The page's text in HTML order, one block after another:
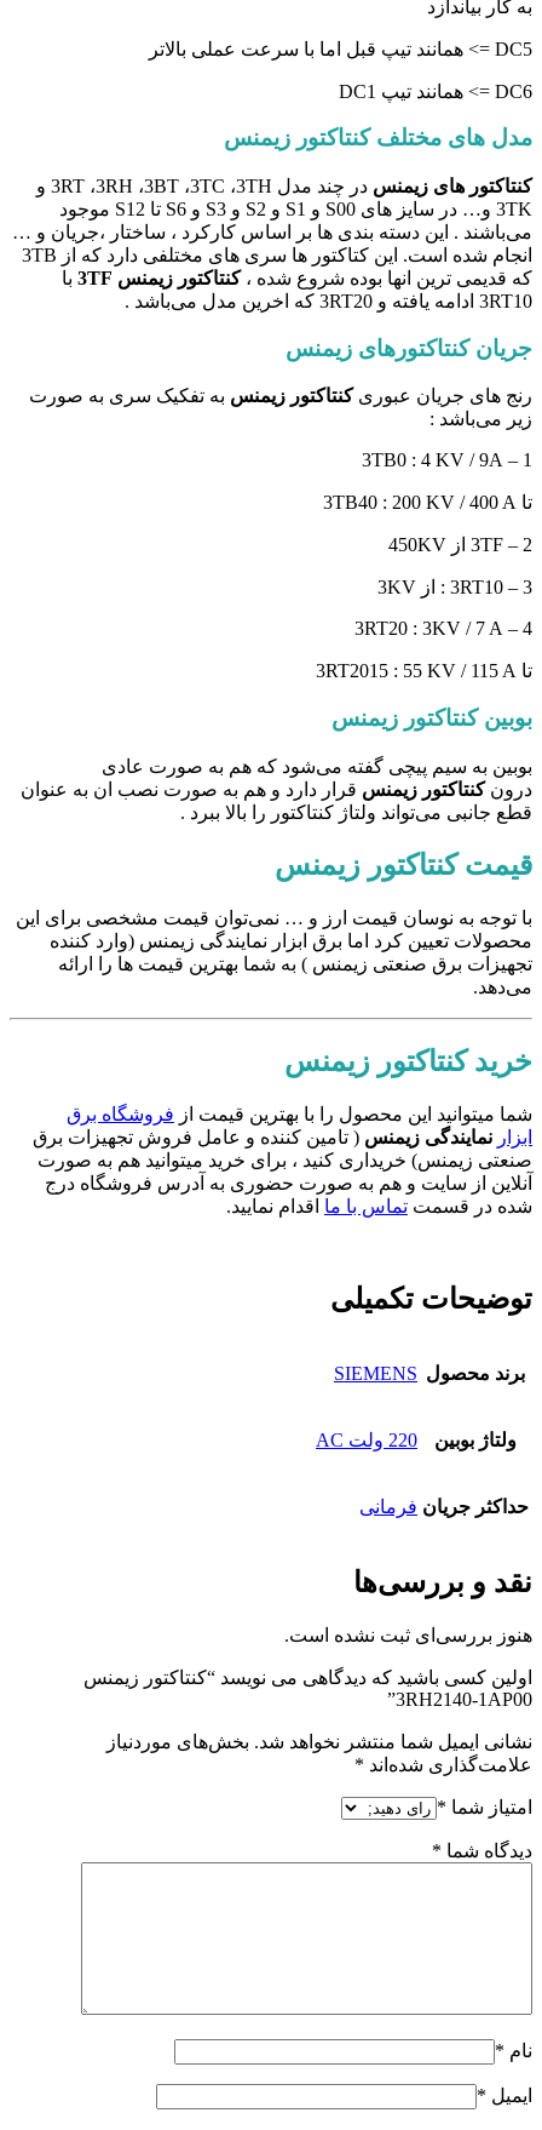
به کار بیاندازد
DC5 => همانند تیپ قبل اما با سرعت عملی بالاتر
DC6 => همانند تیپ DC1
مدل های مختلف کنتاکتور زیمنس
کنتاکتور های زیمنس
در چند مدل 3RT ،3RH ،3BT ،3TC ،3TH و
3TK و… در سایز های S00 و S1 و S2 و S3 و S6 تا S12 موجود
می‌باشند . این دسته بندی ها بر اساس کارکرد ، ساختار ،جریان و …
انجام شده است. این کتاکتور ها سری های مختلفی دارد که از 3TB
که قدیمی ترین انها بوده شروع شده ،کنتاکتور زیمنس 3TF
با
3RT10 ادامه یافته و 3RT20 که اخرین مدل می‌باشد .
جریان کنتاکتورهای زیمنس
رنج های جریان عبوری کنتاکتور زیمنس به تفکیک سری به صورت
زیر می‌باشد :
1 – 3TB0 : 4 KV / 9A
تا 3TB40 : 200 KV / 400 A
2 – 3TF از 450KV
3 – 3RT10 : از 3KV
4 – 3RT20 : 3KV / 7 A
تا 3RT2015 : 55 KV / 115 A
بوبین کنتاکتور زیمنس
بوبین به سیم پیچی گفته می‌شود که هم به صورت عادی
درون کنتاکتور زیمنس قرار دارد و هم به صورت نصب ان به عنوان
قطع جانبی می‌تواند ولتاژ کنتاکتور را بالا ببرد .
قیمت کنتاکتور زیمنس
با توجه به نوسان قیمت ارز و … نمی‌توان قیمت مشخصی برای این
محصولات تعیین کرد اما برق ابزار نمایندگی زیمنس (وارد کننده
تجهیزات برق صنعتی زیمنس ) به شما بهترین قیمت ها را ارائه
می‌دهد.
خرید کنتاکتور زیمنس
شما میتوانید این محصول را با بهترین قیمت از فروشگاه برق
ابزار نمایندگی زیمنس ( تامین کننده و عامل فروش تجهیزات برق
صنعتی زیمنس) خریداری کنید ، برای خرید میتوانید هم به صورت
آنلاین از سایت و هم به صورت حضوری به آدرس فروشگاه درج
شده در قسمت تماس با ما اقدام نمایید.
توضیحات تکمیلی
برند محصول SIEMENS
ولتاژ بوبین 220 ولت AC
حداکثر جریان فرمانی
نقد و بررسی‌ها
هنوز بررسی‌ای ثبت نشده است.
اولین کسی باشید که دیدگاهی می نویسد “کنتاکتور زیمنس
3RH2140-1AP00”
نشانی ایمیل شما منتشر نخواهد شد. بخش‌های موردنیاز
علامت‌گذاری شده‌اند *
امتیاز شما *
دیدگاه شما *
نام *
ایمیل *